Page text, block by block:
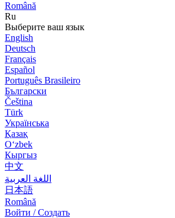
Română
Ru
Выберите ваш язык
English
Deutsch
Français
Español
Português Brasileiro
Български
Čeština
Türk
Українська
Қазақ
Оʻzbek
Кыргыз
中文
اللغة العربية
日本語
Română
Войти / Создать